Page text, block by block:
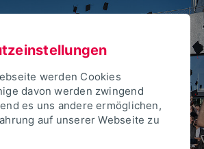
werden Cookies
davon werden zwingend
es uns andere ermöglichen,
auf unserer Webseite zu